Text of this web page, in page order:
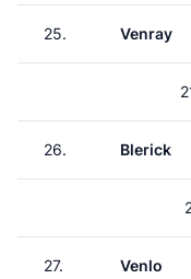
25. Venray
26. Blerick
27. Venlo